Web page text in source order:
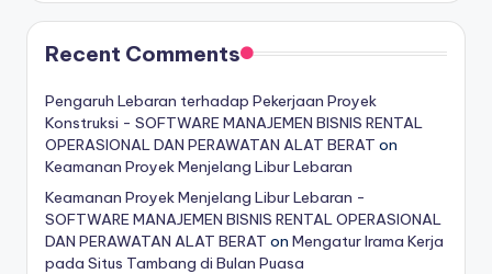
Recent Comments
Pengaruh Lebaran terhadap Pekerjaan Proyek
Konstruksi - SOFTWARE MANAJEMEN BISNIS RENTAL
OPERASIONAL DAN PERAWATAN ALAT BERAT on
Keamanan Proyek Menjelang Libur Lebaran
Keamanan Proyek Menjelang Libur Lebaran -
SOFTWARE MANAJEMEN BISNIS RENTAL OPERASIONAL
DAN PERAWATAN ALAT BERAT on Mengatur Irama Kerja
pada Situs Tambang di Bulan Puasa